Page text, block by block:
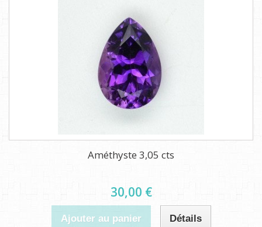
Améthyste 3,05 cts
30,00 €
Ajouter au panier Détails